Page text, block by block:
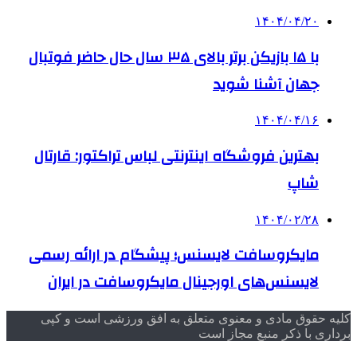
۱۴۰۴/۰۴/۲۰
با ۱۵ بازیکن برتر بالای ۳۵ سال حال حاضر فوتبال
جهان آشنا شوید
۱۴۰۴/۰۴/۱۶
بهترین فروشگاه اینترنتی لباس تراکتور: قارتال
شاپ
۱۴۰۴/۰۲/۲۸
مایکروسافت لایسنس؛ پیشگام در ارائه رسمی
لایسنس‌های اورجینال مایکروسافت در ایران
کلیه حقوق مادی و معنوی متعلق به افق ورزشی است و کپی
برداری با ذکر منبع مجاز است